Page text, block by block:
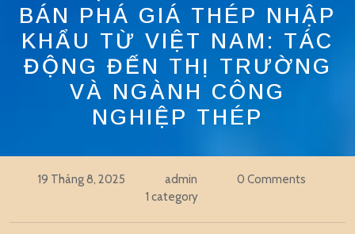
BÁN PHÁ GIÁ THÉP NHẬP
KHẨU TỪ VIỆT NAM: TÁC
ĐỘNG ĐẾN THỊ TRƯỜNG
VÀ NGÀNH CÔNG
NGHIỆP THÉP
19 Tháng 8, 2025 admin
0 Comments
1 category